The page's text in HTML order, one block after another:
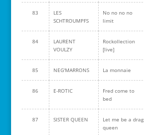
83
LES
SCHTROUMPFS
No no no no
limit
84
LAURENT
VOULZY
Rockollection
[live]
85 NEG'MARRONS La monnaie
86 E-ROTIC
Fred come to
bed
87 SISTER QUEEN
Let me be a drag
queen